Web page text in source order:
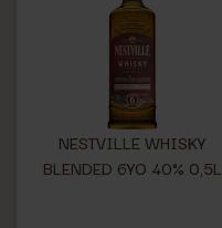
NESTVILLE WHISKY
BLENDED 6YO 40% 0,5L